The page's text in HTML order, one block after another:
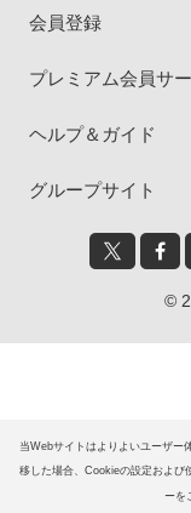
当Webサイトはよりよいユーザー
移した場合、Cookieの設定および
ーを
会員登録
プレミアム会員サ
ヘルプ＆ガイド
グループサイト
©